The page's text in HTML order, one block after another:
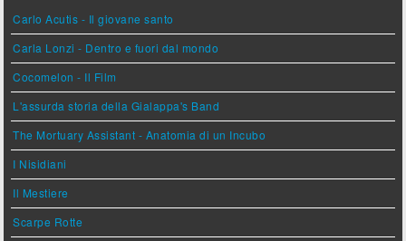
Carlo Acutis - Il giovane santo
Carla Lonzi - Dentro e fuori dal mondo
Cocomelon - Il Film
L'assurda storia della Gialappa's Band
The Mortuary Assistant - Anatomia di un Incubo
I Nisidiani
Il Mestiere
Scarpe Rotte